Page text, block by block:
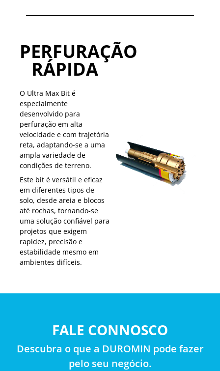
PERFURAÇÃO
RÁPIDA
O Ultra Max Bit é
especialmente
desenvolvido para
perfuração em alta
velocidade e com trajetória
reta, adaptando-se a uma
ampla variedade de
condições de terreno.
Este bit é versátil e eficaz
em diferentes tipos de
solo, desde areia e blocos
até rochas, tornando-se
uma solução confiável para
projetos que exigem
rapidez, precisão e
estabilidade mesmo em
ambientes difíceis.
FALE CONNOSCO
Descubra o que a DUROMIN pode fazer
pelo seu negócio.